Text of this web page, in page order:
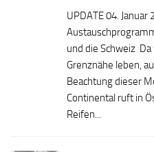
UPDATE 04.
und die Schweiz
Grenznähe leben,
Beachtung dieser
Continental ruft in
Reifen...